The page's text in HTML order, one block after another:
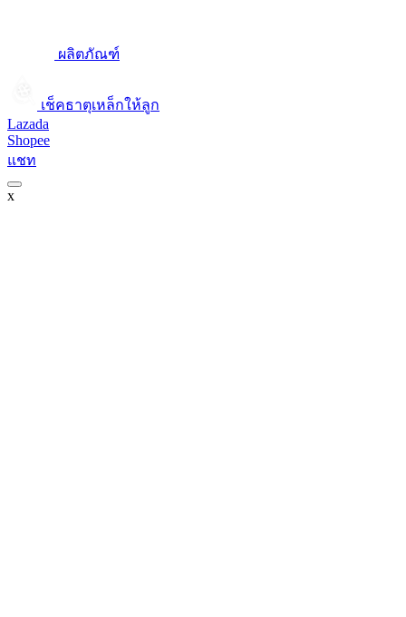
ผลิตภัณฑ์
เช็คธาตุเหล็กให้ลูก​
Lazada
Shopee
แชท
x